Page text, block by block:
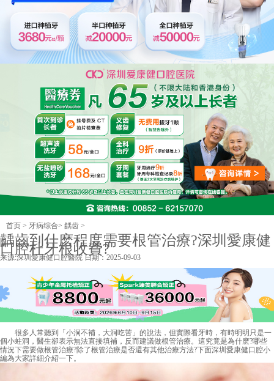
首页 > 牙病综合> 龋齿 >
齲齒到什麽程度需要根管治療?深圳愛康健
口腔杜牙根收費?
来源:深圳愛康健口腔醫院 日期：2025-09-03
很多人常聽到「小洞不補，大洞吃苦」的說法，但實際看牙時，有時明明只是一
個小蛀洞，醫生卻表示無法直接填補，反而建議做根管治療。這究竟是為什麽?哪些
情況下需要做根管治療?除了根管治療是否還有其他治療方法?下面深圳愛康健口腔小
編為大家詳細介紹一下。